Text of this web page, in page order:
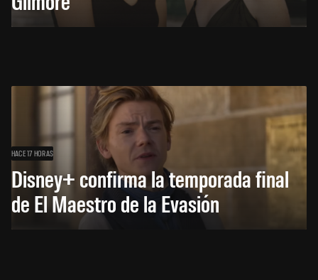
HACE 17 HORAS
Disney+ confirma la temporada final
de El Maestro de la Evasión